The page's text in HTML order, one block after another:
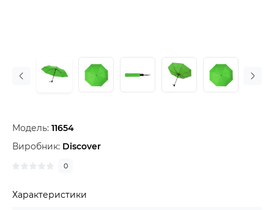
Модель: 11654
Виробник: Discover
0
Характеристики